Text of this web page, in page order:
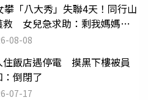
攀「八大秀」失聯4天！同行山
救 女兒急求助：剩我媽媽還
08-08
住飯店遇停電 摸黑下樓被員
：倒閉了
07-17